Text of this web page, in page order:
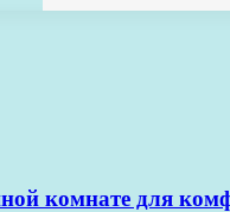
комнате для